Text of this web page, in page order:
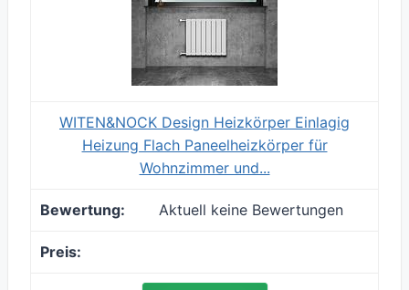
WITEN&NOCK Design Heizkörper Einlagig
Heizung Flach Paneelheizkörper für
Wohnzimmer und...
Aktuell keine Bewertungen